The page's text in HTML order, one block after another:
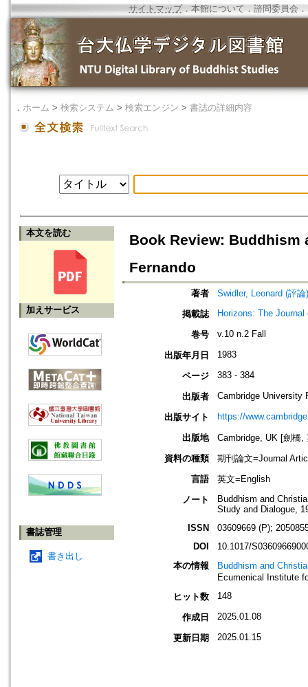
サイトマップ．本館について ． 諮問委員会 ．
． ホーム > 検索システム > 検索エンジン > 書誌の詳細内容
本文を読む
加えサービス
書誌管理
書き出し
Book Review:
Fernando
著者
Swidler, Leonard (評論)
掲載誌
Horizons: The
巻号 v.10 n.2 Fall
出版年月日 1983
ページ 383 - 384
出版者 Cambridge University
出版サイト https://
出版地
Cambridge, UK [劍橋,
資料の種類
期刊論文=Journal
言語
英文=English
ノート
Buddhism and
Study and Dialogue,
ISSN
03609669 (P);
DOI
10.1017/
本の情報
Buddhism and
Ecumenical Institute
ヒット数
148
作成日 2025.01.08
更新日期 2025.01.15